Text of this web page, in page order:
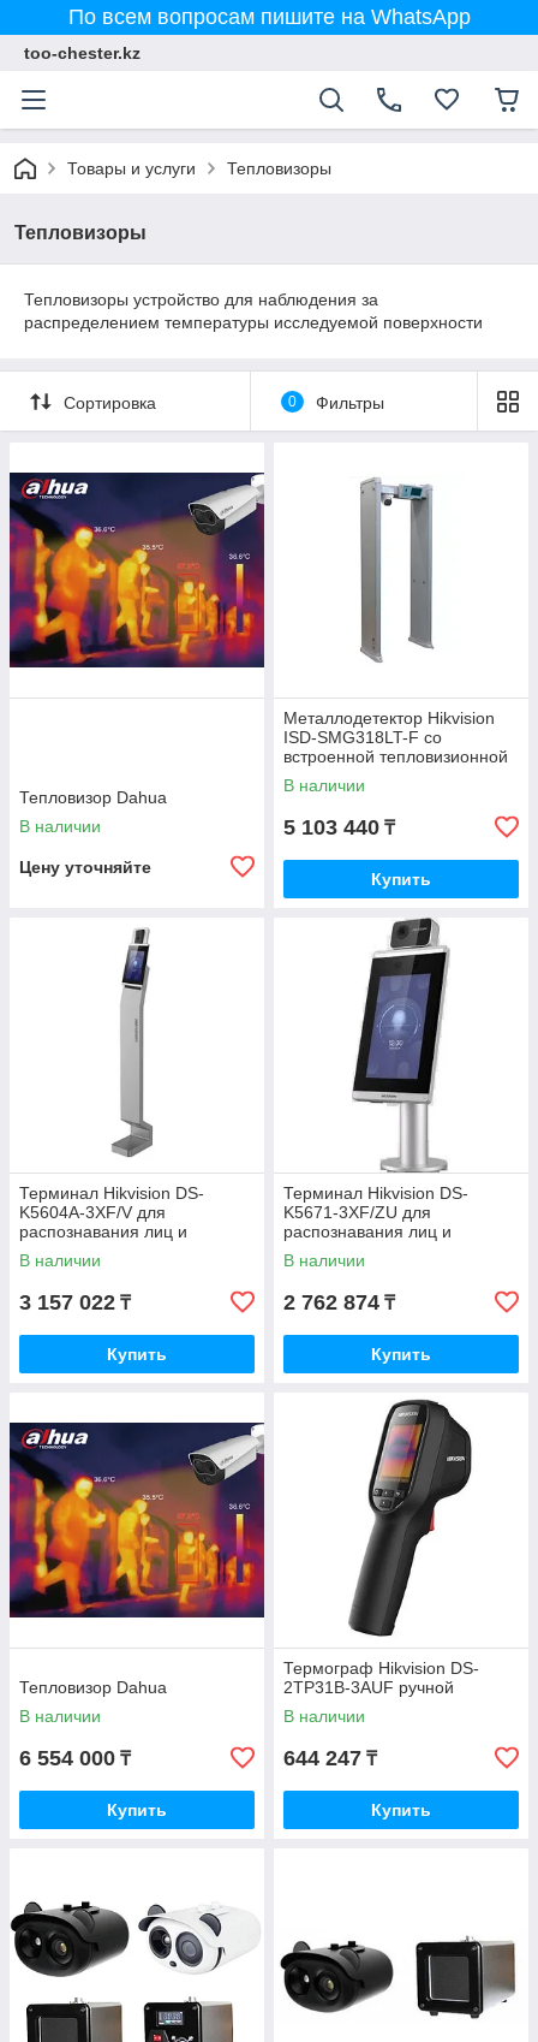
По всем вопросам пишите на WhatsApp
too-chester.kz
Товары и услуги Тепловизоры
Тепловизоры
Тепловизоры устройство для наблюдения за
распределением температуры исследуемой поверхности
Сортировка 0 Фильтры
Тепловизор Dahua
В наличии
Цену уточняйте
Металлодетектор Hikvision
ISD-SMG318LT-F со
встроенной тепловизионной
камерой
В наличии
5 103 440 ₸
Купить
Терминал Hikvision DS-
K5604A-3XF/V для
распознавания лиц и
температуры
В наличии
3 157 022 ₸
Купить
Терминал Hikvision DS-
K5671-3XF/ZU для
распознавания лиц и
температуры
В наличии
2 762 874 ₸
Купить
Тепловизор Dahua
В наличии
6 554 000 ₸
Купить
Термограф Hikvision DS-
2TP31B-3AUF ручной
В наличии
644 247 ₸
Купить